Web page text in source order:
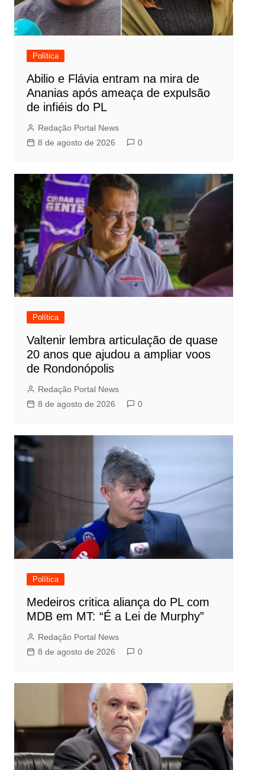
Política
Abilio e Flávia entram na mira de
Ananias após ameaça de expulsão
de infiéis do PL
Redação Portal News
8 de agosto de 2026
0
Política
Valtenir lembra articulação de quase
20 anos que ajudou a ampliar voos
de Rondonópolis
Redação Portal News
8 de agosto de 2026
0
Política
Medeiros critica aliança do PL com
MDB em MT: “É a Lei de Murphy”
Redação Portal News
8 de agosto de 2026
0